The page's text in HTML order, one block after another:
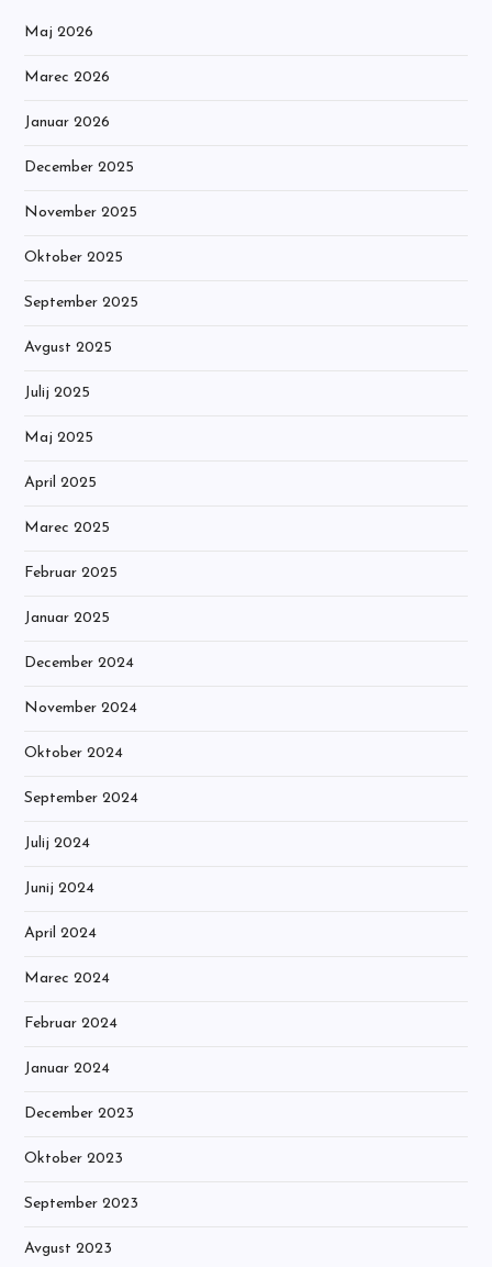
Maj 2026
Marec 2026
Januar 2026
December 2025
November 2025
Oktober 2025
September 2025
Avgust 2025
Julij 2025
Maj 2025
April 2025
Marec 2025
Februar 2025
Januar 2025
December 2024
November 2024
Oktober 2024
September 2024
Julij 2024
Junij 2024
April 2024
Marec 2024
Februar 2024
Januar 2024
December 2023
Oktober 2023
September 2023
Avgust 2023